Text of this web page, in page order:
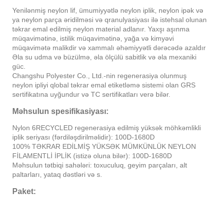
Yenilənmiş neylon lif, ümumiyyətlə neylon iplik, neylon ipək və
ya neylon parça əridilməsi və qranulyasiyası ilə istehsal olunan
təkrar emal edilmiş neylon material adlanır. Yaxşı aşınma
müqavimətinə, istilik müqavimətinə, yağa və kimyəvi
müqavimətə malikdir və xammalı əhəmiyyətli dərəcədə azaldır
Əla su udma və büzülmə, əla ölçülü sabitlik və əla mexaniki
güc.
Changshu Polyester Co., Ltd.-nin regenerasiya olunmuş
neylon ipliyi qlobal təkrar emal etiketləmə sistemi olan GRS
sertifikatına uyğundur və TC sertifikatları verə bilər.
Məhsulun spesifikasiyası:
Nylon 6RECYCLED regenerasiya edilmiş yüksək möhkəmlikli
iplik seriyası (fərdiləşdirilməlidir): 100D-1680D
100% TƏKRAR EDİLMİŞ YÜKSƏK MÜMKÜNLÜK NEYLON
FİLAMENTLİ İPLİK (istizə oluna bilər): 100D-1680D
Məhsulun tətbiqi sahələri: toxuculuq, geyim parçaları, alt
paltarları, yataq dəstləri və s.
Paket: